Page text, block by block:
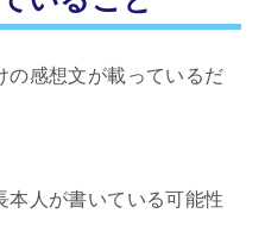
の感想文が載っているだ
本人が書いている可能性